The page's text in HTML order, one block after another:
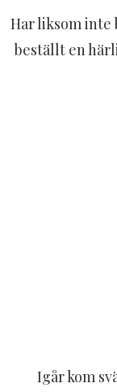
Har liksom inte
beställt en
Igår kom